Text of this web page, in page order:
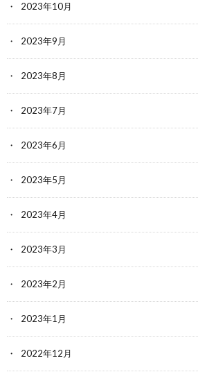
2023年10月
2023年9月
2023年8月
2023年7月
2023年6月
2023年5月
2023年4月
2023年3月
2023年2月
2023年1月
2022年12月